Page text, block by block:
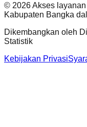
© 2026Akses
Kabupaten Bangka
Dikembangkan oleh
Statistik
Kebijakan Privasi